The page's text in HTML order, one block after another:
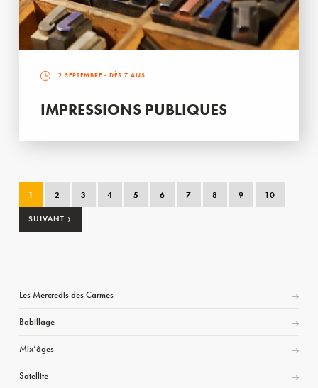
2 SEPTEMBRE - DÈS 7 ANS
IMPRESSIONS PUBLIQUES
1 2 3 4 5 6 7 8 9 10
SUIVANT ›
Les Mercredis des Carmes
Babillage
Mix’âges
Satellite